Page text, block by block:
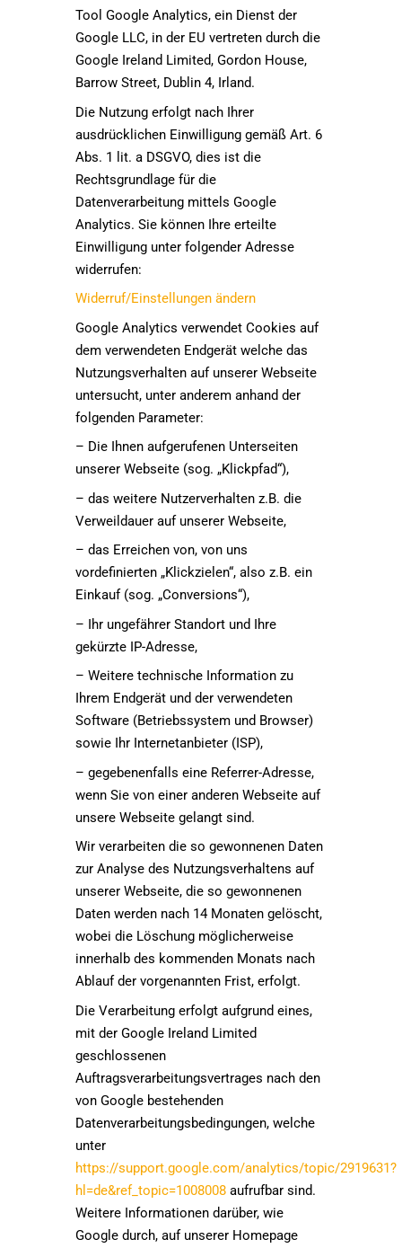
Tool Google Analytics, ein Dienst der
Google LLC, in der EU vertreten durch die
Google Ireland Limited, Gordon House,
Barrow Street, Dublin 4, Irland.
Die Nutzung erfolgt nach Ihrer
ausdrücklichen Einwilligung gemäß Art. 6
Abs. 1 lit. a DSGVO, dies ist die
Rechtsgrundlage für die
Datenverarbeitung mittels Google
Analytics. Sie können Ihre erteilte
Einwilligung unter folgender Adresse
widerrufen:
Widerruf/Einstellungen ändern
Google Analytics verwendet Cookies auf
dem verwendeten Endgerät welche das
Nutzungsverhalten auf unserer Webseite
untersucht, unter anderem anhand der
folgenden Parameter:
– Die Ihnen aufgerufenen Unterseiten
unserer Webseite (sog. „Klickpfad“),
– das weitere Nutzerverhalten z.B. die
Verweildauer auf unserer Webseite,
– das Erreichen von, von uns
vordefinierten „Klickzielen“, also z.B. ein
Einkauf (sog. „Conversions“),
– Ihr ungefährer Standort und Ihre
gekürzte IP-Adresse,
– Weitere technische Information zu
Ihrem Endgerät und der verwendeten
Software (Betriebssystem und Browser)
sowie Ihr Internetanbieter (ISP),
– gegebenenfalls eine Referrer-Adresse,
wenn Sie von einer anderen Webseite auf
unsere Webseite gelangt sind.
Wir verarbeiten die so gewonnenen Daten
zur Analyse des Nutzungsverhaltens auf
unserer Webseite, die so gewonnenen
Daten werden nach 14 Monaten gelöscht,
wobei die Löschung möglicherweise
innerhalb des kommenden Monats nach
Ablauf der vorgenannten Frist, erfolgt.
Die Verarbeitung erfolgt aufgrund eines,
mit der Google Ireland Limited
geschlossenen
Auftragsverarbeitungsvertrages nach den
von Google bestehenden
Datenverarbeitungsbedingungen, welche
unter
https://support.google.com/analytics/topic/2919631?
hl=de&ref_topic=1008008 aufrufbar sind.
Weitere Informationen darüber, wie
Google durch, auf unserer Homepage